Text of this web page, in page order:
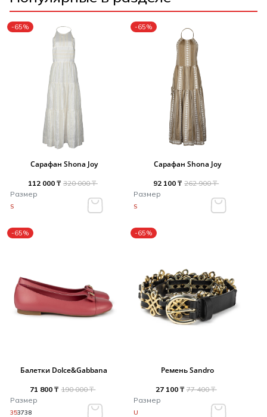
-65%
Сарафан Shona Joy
112 000 ₸ 320 000 ₸
Размер
S
-65%
Сарафан Shona Joy
92 100 ₸ 262 900 ₸
Размер
S
-65%
Балетки Dolce&Gabbana
71 800 ₸ 190 000 ₸
Размер
353738
-65%
Ремень Sandro
27 100 ₸ 77 400 ₸
Размер
U